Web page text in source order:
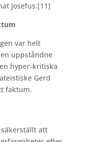
Josefus.[11]
var helt
uppståndne
hyper-kritiska
Gerd
faktum.
att